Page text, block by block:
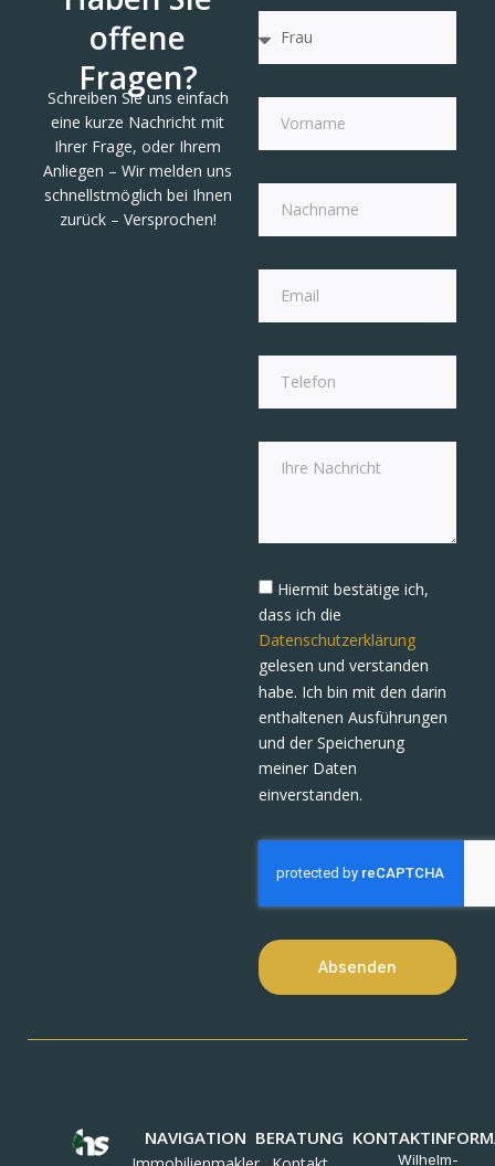
offene
Fragen?
Schreiben Sie uns einfach
eine kurze Nachricht mit
Ihrer Frage, oder Ihrem
Anliegen – Wir melden uns
schnellstmöglich bei Ihnen
zurück – Versprochen!
Hiermit bestätige ich,
dass ich die
Datenschutzerklärung
gelesen und verstanden
habe. Ich bin mit den darin
enthaltenen Ausführungen
und der Speicherung
meiner Daten
einverstanden.
Absenden
NAVIGATION BERATUNG
Wilhelm-